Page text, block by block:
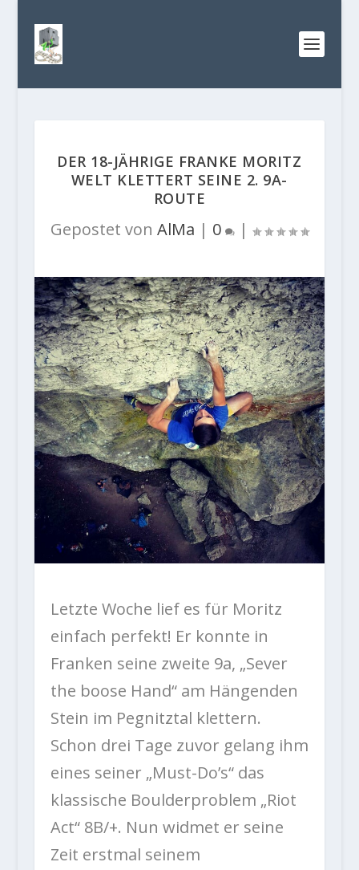
DER 18-JÄHRIGE FRANKE MORITZ
WELT KLETTERT SEINE 2. 9A-
ROUTE
Gepostet von AlMa | 0 |
Letzte Woche lief es für Moritz
einfach perfekt! Er konnte in
Franken seine zweite 9a, „Sever
the boose Hand“ am Hängenden
Stein im Pegnitztal klettern.
Schon drei Tage zuvor gelang ihm
eines seiner „Must-Do’s“ das
klassische Boulderproblem „Riot
Act“ 8B/+. Nun widmet er seine
Zeit erstmal seinem